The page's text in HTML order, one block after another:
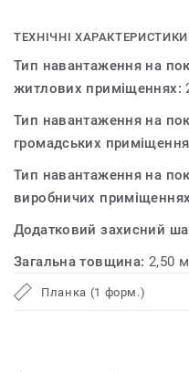
ТЕХНІЧНІ
Тип навантаження на
житлових приміщеннях:
Тип навантаження на
громадських
Тип навантаження на
виробничих
Додатковий захисний
Загальна товщина: 2,50
Планка (1 форм.)